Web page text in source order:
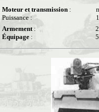
Moteur et transmission :
Puissance :
Armement:
Équipage :